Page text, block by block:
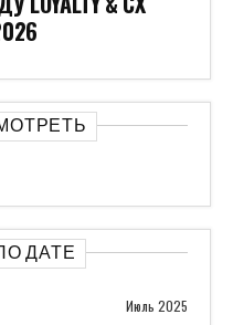
ДАТЕ
Июль 2025